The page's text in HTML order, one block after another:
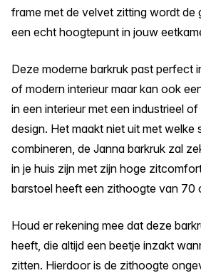
frame met de velvet zitting wordt de
een echt hoogtepunt in jouw
Deze moderne barkruk past perfect
of modern interieur maar kan ook
in een interieur met een industrieel
design. Het maakt niet uit met welke
combineren, de Janna barkruk zal
in je huis zijn met zijn hoge
barstoel heeft een zithoogte van 70
Houd er rekening mee dat deze
heeft, die altijd een beetje inzakt
zitten. Hierdoor is de zithoogte